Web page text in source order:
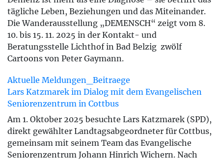
tägliche Leben, Beziehungen und das Miteinander.
Die Wanderausstellung „DEMENSCH“ zeigt vom 8.
10. bis 15. 11. 2025 in der Kontakt- und
Beratungsstelle Lichthof in Bad Belzig zwölf
Cartoons von Peter Gaymann.
Aktuelle Meldungen_Beitraege
Lars Katzmarek im Dialog mit dem Evangelischen
Seniorenzentrum in Cottbus
Am 1. Oktober 2025 besuchte Lars Katzmarek (SPD),
direkt gewählter Landtagsabgeordneter für Cottbus,
gemeinsam mit seinem Team das Evangelische
Seniorenzentrum Johann Hinrich Wichern. Nach